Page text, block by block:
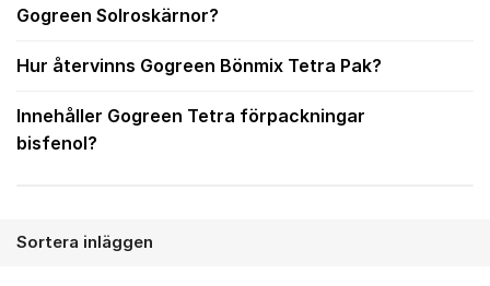
Gogreen Solroskärnor?
Hur återvinns Gogreen Bönmix Tetra Pak?
Innehåller Gogreen Tetra förpackningar
bisfenol?
Sortera inläggen